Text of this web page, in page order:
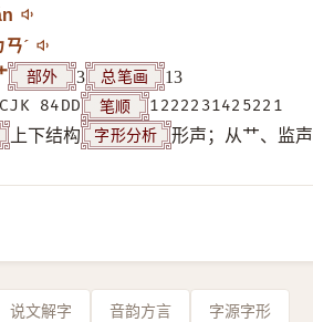
ㄢˊ
部外 3 总笔画 13
CJK 84DD 笔顺 1222231425221
上下结构 字形分析 形声；从艹、监声
说文解字 音韵方言 字源字形